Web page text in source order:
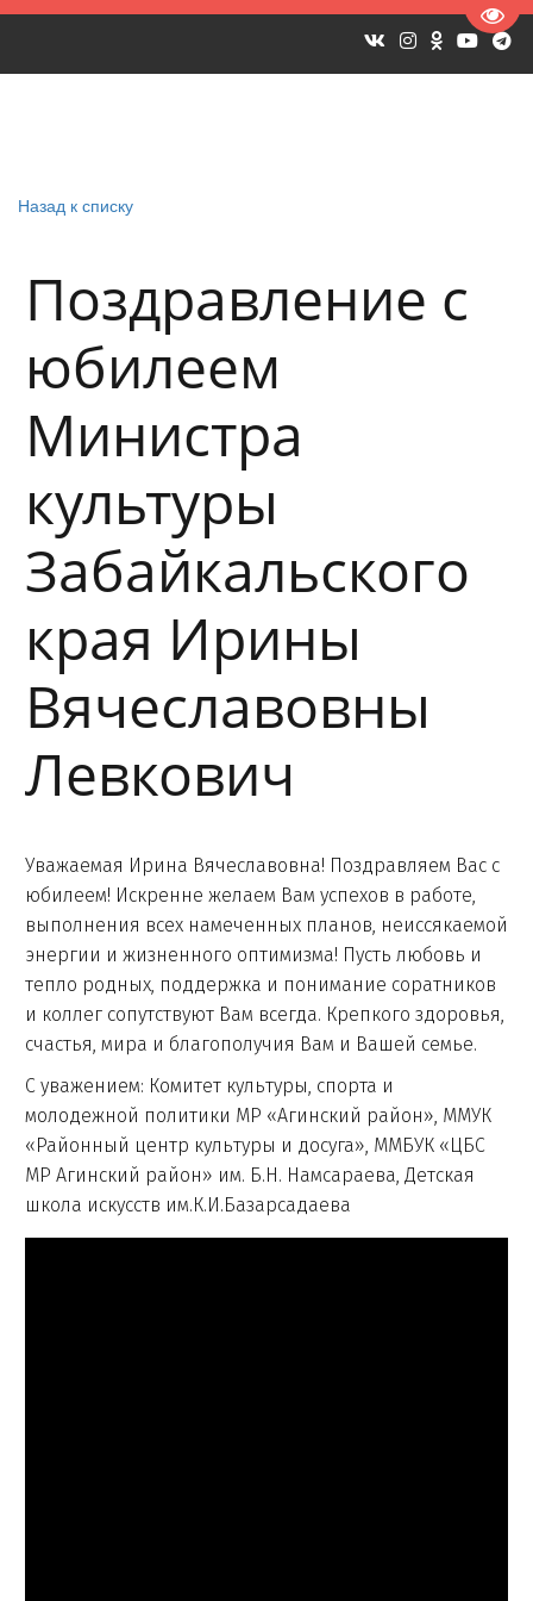
Назад к списку
Поздравление с
юбилеем
Министра
культуры
Забайкальского
края Ирины
Вячеславовны
Левкович
Уважаемая Ирина Вячеславовна! Поздравляем Вас с
юбилеем! Искренне желаем Вам успехов в работе,
выполнения всех намеченных планов, неиссякаемой
энергии и жизненного оптимизма! Пусть любовь и
тепло родных, поддержка и понимание соратников
и коллег сопутствуют Вам всегда. Крепкого здоровья,
счастья, мира и благополучия Вам и Вашей семье.
С уважением: Комитет культуры, спорта и
молодежной политики МР «Агинский район», ММУК
«Районный центр культуры и досуга», ММБУК «ЦБС
МР Агинский район» им. Б.Н. Намсараева, Детская
школа искусств им.К.И.Базарсадаева